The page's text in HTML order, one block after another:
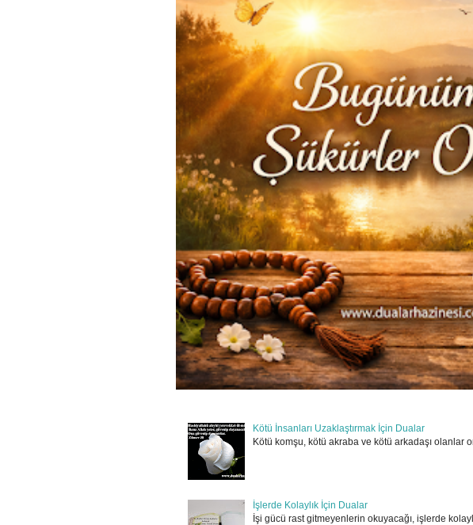
Kötü İnsanları Uzaklaştırmak İçin Dualar
Kötü komşu, kötü akraba ve kötü arkadaşı olanlar
İşlerde Kolaylık İçin Dualar
İşi gücü rast gitmeyenlerin okuyacağı, işlerde